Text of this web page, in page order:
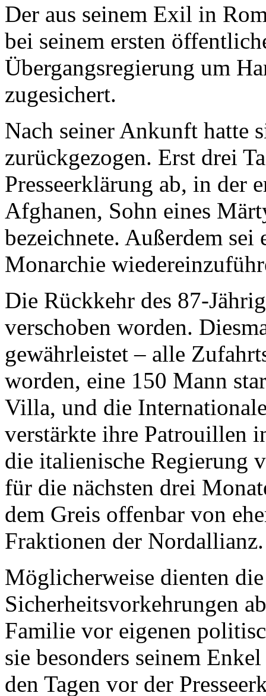
Der aus seinem Exil in
bei seinem ersten
Übergangsregierung um
zugesichert.
Nach seiner Ankunft hatte
zurückgezogen. Erst drei
Presseerklärung ab, in der
Afghanen, Sohn eines
bezeichnete. Außerdem
Monarchie
Die Rückkehr des 87-
verschoben worden.
gewährleistet – alle
worden, eine 150 Mann
Villa, und die
verstärkte ihre Patrouillen
die italienische Regierung
für die nächsten drei
dem Greis offenbar von
Fraktionen der Nordallianz.
Möglicherweise dienten
Sicherheitsvorkehrungen
Familie vor eigenen
sie besonders seinem
den Tagen vor der